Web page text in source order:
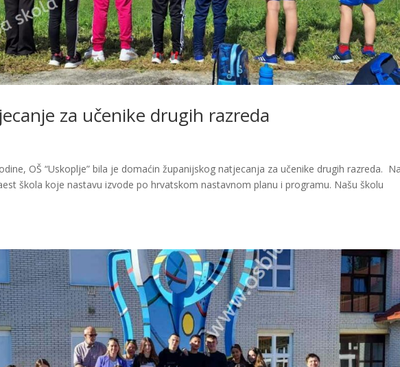
za učenike drugih razreda
OŠ “Uskoplje” bila je domaćin županijskog natjecanja za učenike drugih razreda.
škola koje nastavu izvode po hrvatskom nastavnom planu i programu. Našu školu